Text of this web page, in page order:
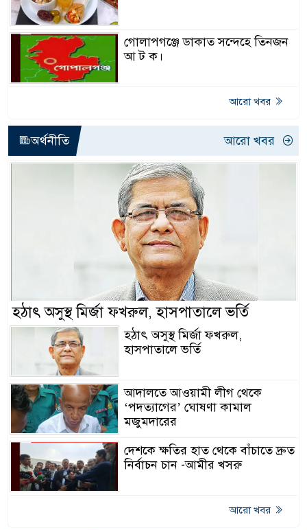
গোলাপগঞ্জে ডাকাত সন্দেহে তিনজন
আ ট ক।
আরো খবর
অর্থনীতি আরো খবর
হঠাৎ অসুস্থ মির্জা ফখরুল, হাসপাতালে ভর্তি
হঠাৎ অসুস্থ মির্জা ফখরুল,
হাসপাতালে ভর্তি
আদালতে আওয়ামী লীগ থেকে
‘পদত্যাগের’ ঘোষণা কামাল
মজুমদারের
দেশকে ক্ষতির হাত থেকে বাঁচাতে দ্রুত
নির্বাচন চান -আমীর খসরু
আরো খবর